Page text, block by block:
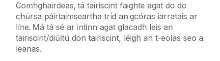
Comhghairdeas, tá tairiscint faighte agat do do
chúrsa páirtaimseartha tríd an gcóras iarratais ar
líne. Má tá sé ar intinn agat glacadh leis an
tairiscint/diúltú don tairiscint, léigh an t-eolas seo a
leanas.